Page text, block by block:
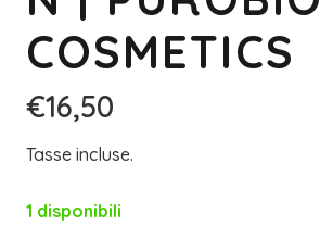
COSMETICS
€16,50
Tasse incluse.
1 disponibili